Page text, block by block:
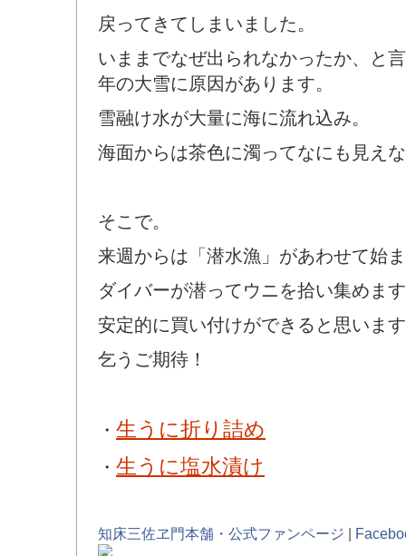
戻ってきてしまいました。
いままでなぜ出られなかったか、と
年の大雪に原因があります。
雪融け水が大量に海に流れ込み。
海面からは茶色に濁ってなにも見え
そこで。
来週からは「潜水漁」があわせて始
ダイバーが潜ってウニを拾い集めま
安定的に買い付けができると思いま
乞うご期待！
・ 生うに折り詰め
・ 生うに塩水漬け
知床三佐ヱ門本舗・公式ファンページ